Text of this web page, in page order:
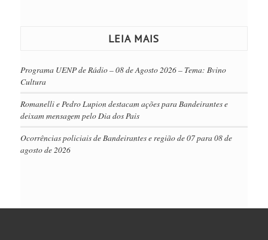
LEIA MAIS
Programa UENP de Rádio – 08 de Agosto 2026 – Tema: Bvino
Cultura
Romanelli e Pedro Lupion destacam ações para Bandeirantes e
deixam mensagem pelo Dia dos Pais
Ocorrências policiais de Bandeirantes e região de 07 para 08 de
agosto de 2026